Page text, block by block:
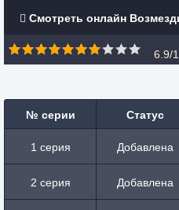
Смотреть онлайн
6.9/
№ серии Статус
1 серия Добавлена
2 серия Добавлена